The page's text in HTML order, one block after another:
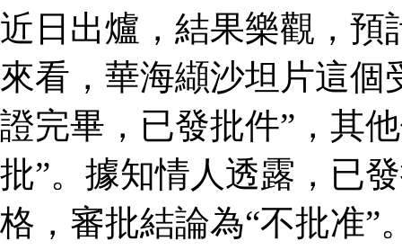
近日出爐，結果樂觀，預
來看，華海纈沙坦片這個
證完畢，已發批件”，其
批”。據知情人透露，已
格，審批結論為“不批准”